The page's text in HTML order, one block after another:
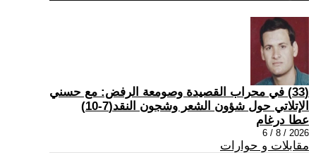
(33) في محراب القصيدة وصومعة الرفض: مع حسني
الإتلاتي حول شؤون الشعر وشجون النقد(7-10)
عطا درغام
2026 / 8 / 6
مقابلات و حوارات